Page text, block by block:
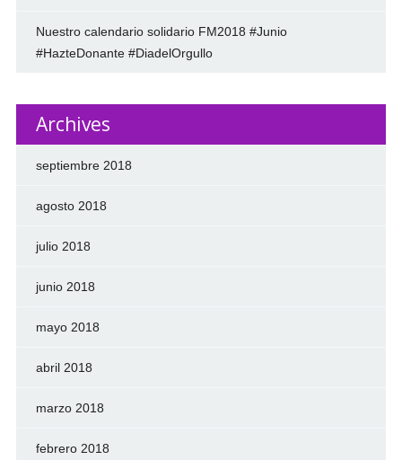
Nuestro calendario solidario FM2018 #Junio
#HazteDonante #DiadelOrgullo
Archives
septiembre 2018
agosto 2018
julio 2018
junio 2018
mayo 2018
abril 2018
marzo 2018
febrero 2018